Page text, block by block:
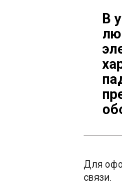
В
Для
связи.